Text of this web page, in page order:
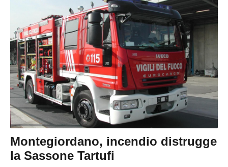
Montegiordano, incendio distrugge
la Sassone Tartufi